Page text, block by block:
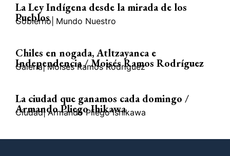
La Ley Indígena desde la mirada de los
Pueblos
Gobierno Mundo Nuestro
Chiles en nogada, Atltzayanca e
Independencia / Moisés Ramos Rodríguez
Galería| Moisés Ramos Rodríguez
La ciudad que ganamos cada domingo /
Armando Pliego Ihikawa
Ciudad| Armando Pliego Ishikawa